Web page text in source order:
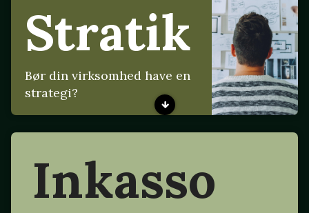
Stratik
Bør din virksomhed have en
strategi?
Inkasso